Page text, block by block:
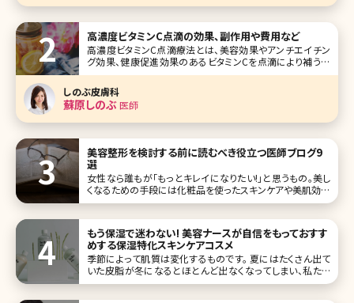
高濃度ビタミンC点滴の効果、副作用や費用など
高濃度ビタミンC点滴療法とは、美容効果やアンチエイチン
グ効果、健康促進効果のあるビタミンCを点滴により補う美
容方法です。ビタミンCは体内で作り出すことができない栄養
素なので、高い濃度の状態で補うと効果があるといわれてい
ます。今回は、気になる高濃度
しのぶ皮膚科
蘇原しのぶ医師
美容整形を検討する前に読むべき役立つ医師ブログ9
選
女性なら誰もが「もっとキレイになりたい!」と思うもの。美し
くなるための手段には化粧品を使ったスキンケアや美肌効果
の期待できるサプリメントなどいろいろありますが、こうした
美容医療で
もう保湿で迷わない! 美容ナースが自信をもっておすす
めする保湿特化スキンケアコスメ
季節によって肌質は変化するものです。 夏にはたくさん出て
いた皮脂が冬になるとほとんど出なくなってしまい、私たち
の肌は乾燥が強くなり、人によっては細かい皮がむけてしま